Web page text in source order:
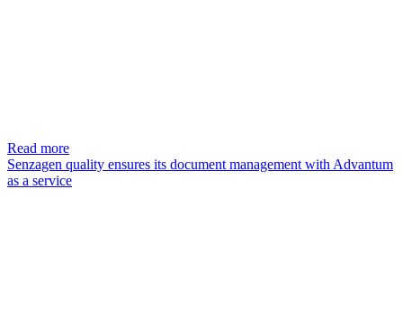
Read more
Senzagen quality ensures its document management with Advantum
as a service